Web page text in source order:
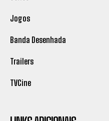
Jogos
Banda Desenhada
Trailers
TVCine